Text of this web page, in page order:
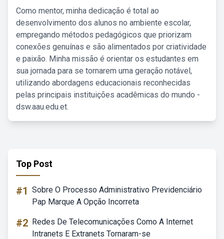
Como mentor, minha dedicação é total ao
desenvolvimento dos alunos no ambiente escolar,
empregando métodos pedagógicos que priorizam
conexões genuínas e são alimentados por criatividade
e paixão. Minha missão é orientar os estudantes em
sua jornada para se tornarem uma geração notável,
utilizando abordagens educacionais reconhecidas
pelas principais instituições acadêmicas do mundo -
dsw.aau.edu.et.
Top Post
#1 Sobre O Processo Administrativo Previdenciário
Pap Marque A Opção Incorreta
#2 Redes De Telecomunicações Como A Internet
Intranets E Extranets Tornaram-se